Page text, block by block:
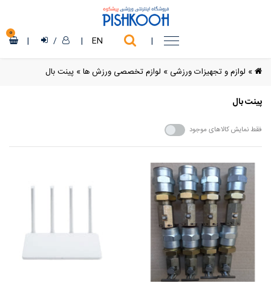
|
EN
|
/
|
0
» لوازم و تجهیزات ورزشی » لوازم تخصصی ورزش ها» پینت بال
پینت بال
فقط نمایش کالاهای موجود